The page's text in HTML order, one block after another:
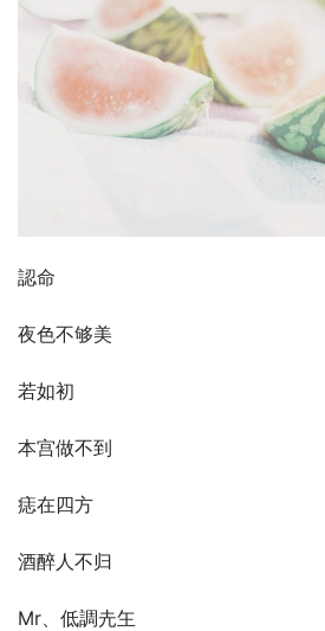
認命
夜色不够美
若如初
本宫做不到
痣在四方
酒醉人不归
Mr、低調圥玍